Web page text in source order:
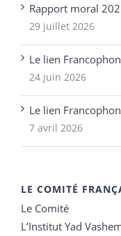
Rapport moral
29 juillet 2026
Le lien
24 juin 2026
Le lien
7 avril 2026
LE COMITÉ
Le Comité
L’Institut Yad